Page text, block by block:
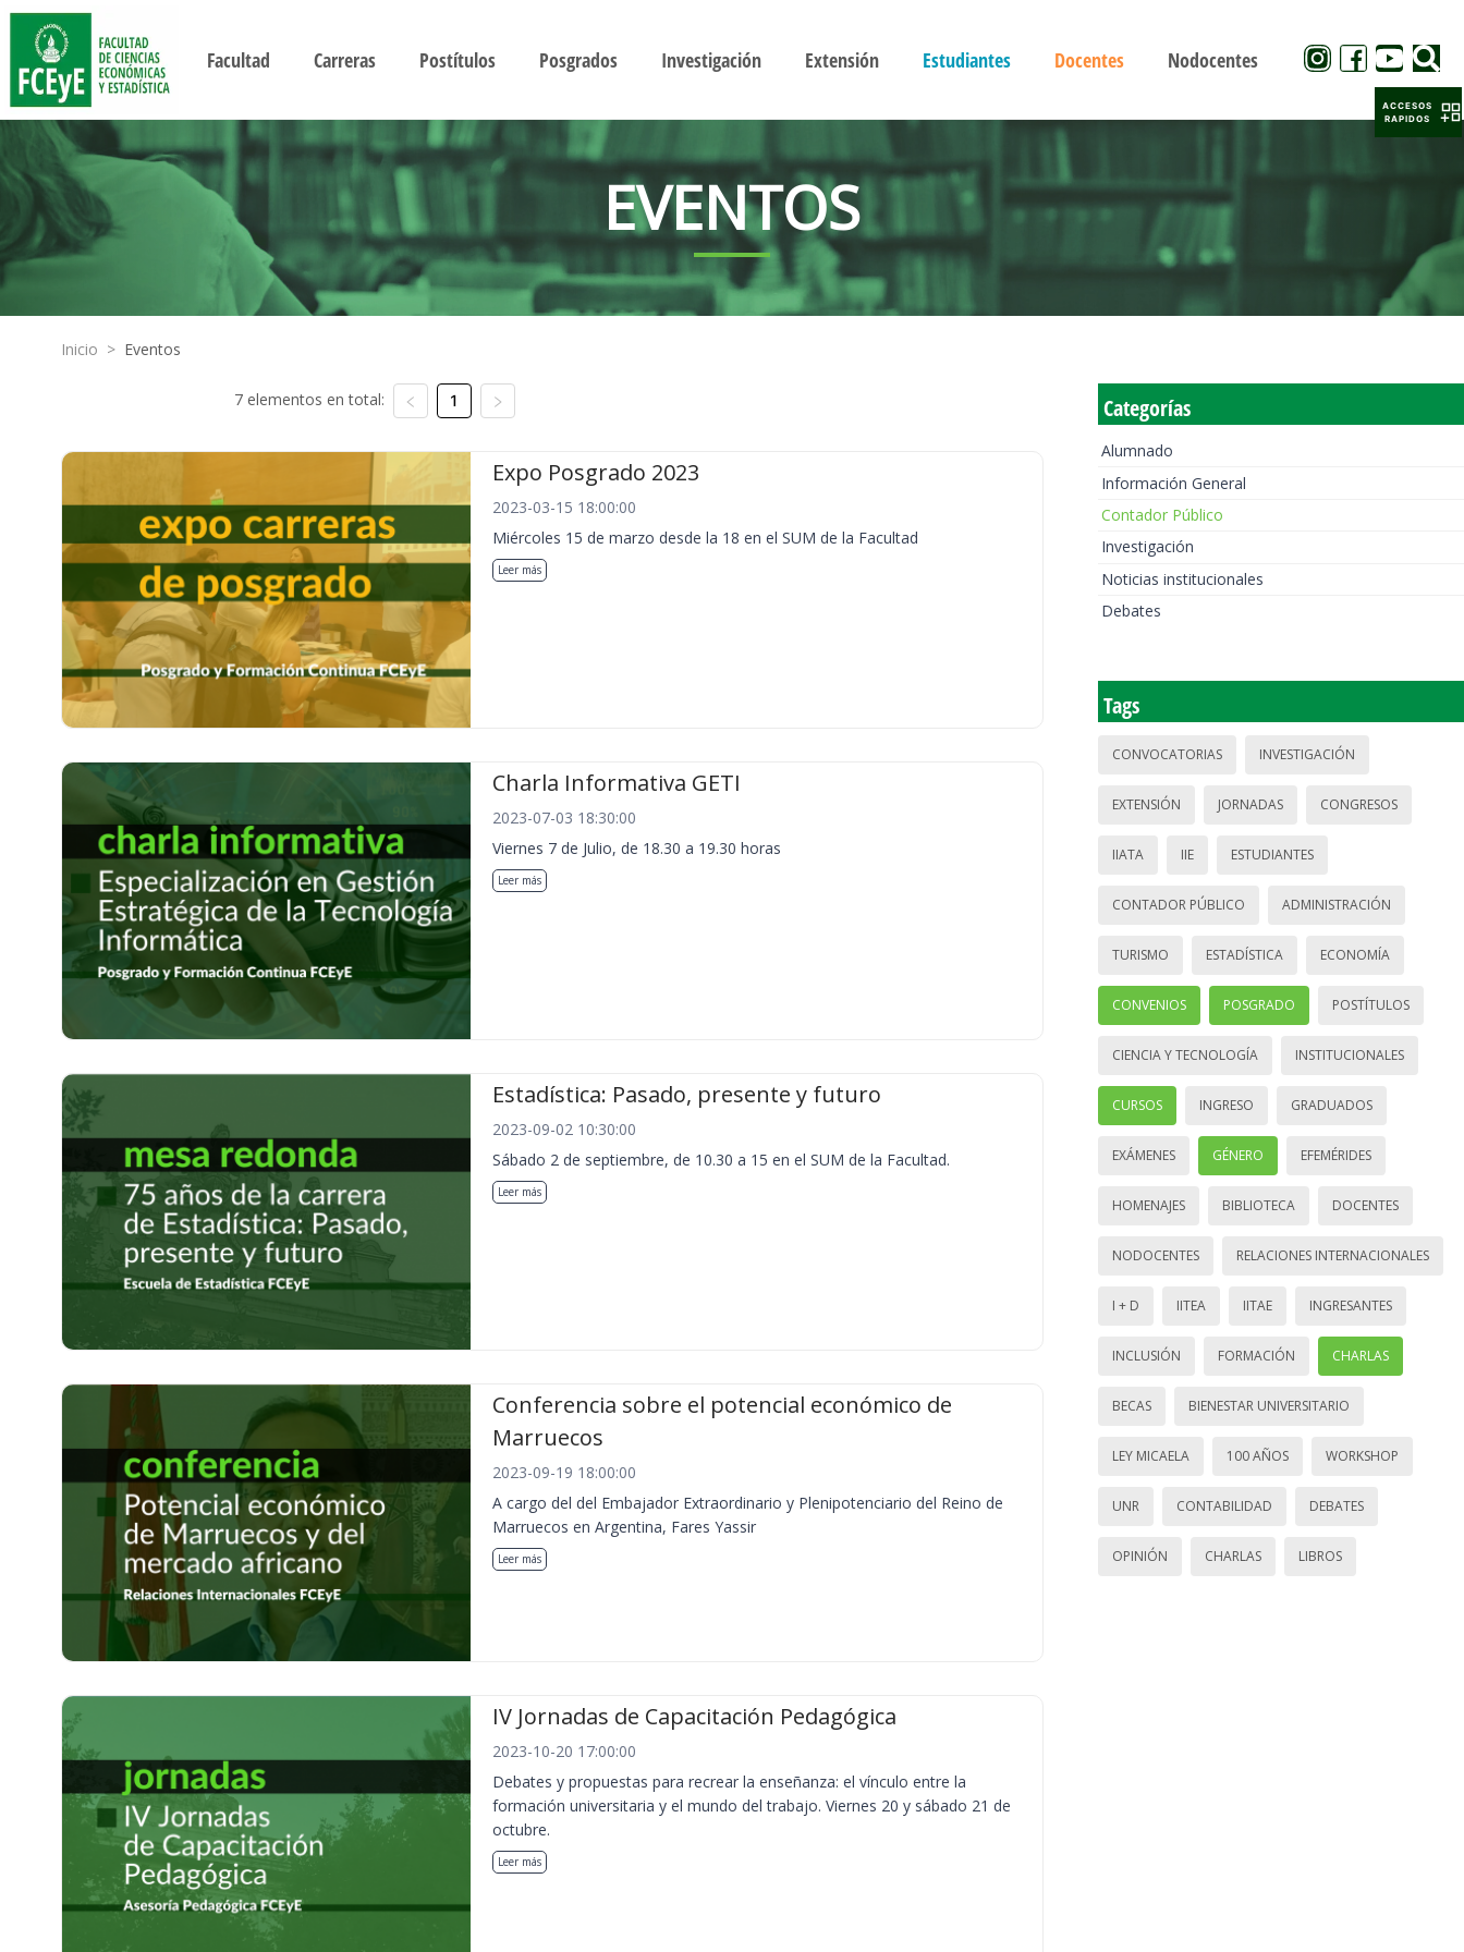
Facultad Carreras Postítulos Posgrados Investigación Extensión Estudiantes Docentes Nodocentes
EVENTOS
Inicio > Eventos
7 elementos en total: 1
Expo Posgrado 2023
2023-03-15 18:00:00
Miércoles 15 de marzo desde la 18 en el SUM de la Facultad
Leer más
Charla Informativa GETI
2023-07-03 18:30:00
Viernes 7 de Julio, de 18.30 a 19.30 horas
Leer más
Estadística: Pasado, presente y futuro
2023-09-02 10:30:00
Sábado 2 de septiembre, de 10.30 a 15 en el SUM de la Facultad.
Leer más
Conferencia sobre el potencial económico de
Marruecos
2023-09-19 18:00:00
A cargo del del Embajador Extraordinario y Plenipotenciario del Reino de
Marruecos en Argentina, Fares Yassir
Leer más
IV Jornadas de Capacitación Pedagógica
2023-10-20 17:00:00
Debates y propuestas para recrear la enseñanza: el vínculo entre la
formación universitaria y el mundo del trabajo. Viernes 20 y sábado 21 de
octubre.
Leer más
Categorías
Alumnado
Información General
Contador Público
Investigación
Noticias institucionales
Debates
Tags
CONVOCATORIAS INVESTIGACIÓN
EXTENSIÓN JORNADAS CONGRESOS
IIATA IIE ESTUDIANTES
CONTADOR PÚBLICO ADMINISTRACIÓN
TURISMO ESTADÍSTICA ECONOMÍA
CONVENIOS POSGRADO POSTÍTULOS
CIENCIA Y TECNOLOGÍA INSTITUCIONALES
CURSOS INGRESO GRADUADOS
EXÁMENES GÉNERO EFEMÉRIDES
HOMENAJES BIBLIOTECA DOCENTES
NODOCENTES RELACIONES INTERNACIONALES
I + D IITEA IITAE INGRESANTES
INCLUSIÓN FORMACIÓN CHARLAS
BECAS BIENESTAR UNIVERSITARIO
LEY MICAELA 100 AÑOS WORKSHOP
UNR CONTABILIDAD DEBATES
OPINIÓN CHARLAS LIBROS
ACCESOS
RAPIDOS